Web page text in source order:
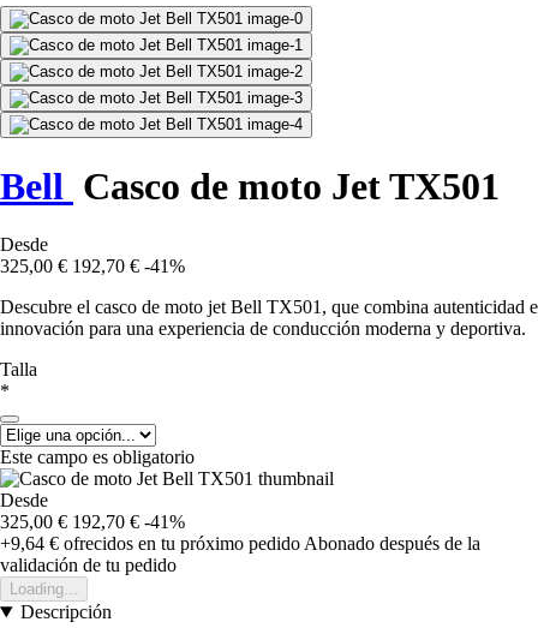
Bell Casco de moto Jet TX501
Desde
325,00 € 192,70 € -41%
Descubre el casco de moto jet Bell TX501, que combina autenticidad e
innovación para una experiencia de conducción moderna y deportiva.
Talla
*
Este campo es obligatorio
Desde
325,00 € 192,70 € -41%
+9,64 € ofrecidos en tu próximo pedido Abonado después de la
validación de tu pedido
Loading...
Descripción